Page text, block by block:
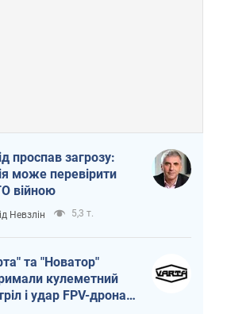
проспав загрозу:
може перевірити
війною
Невзлін 5,3 т.
та "Новатор"
кулеметний
і удар FPV-дрона,